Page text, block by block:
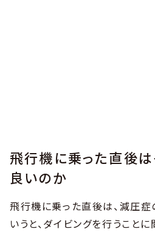
飛行機に乗った直後は
良いのか
飛行機に乗った直後は、減圧症
いうと、ダイビングを行うこと